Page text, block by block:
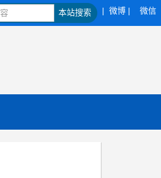
本站搜索 | 微博 | 微信